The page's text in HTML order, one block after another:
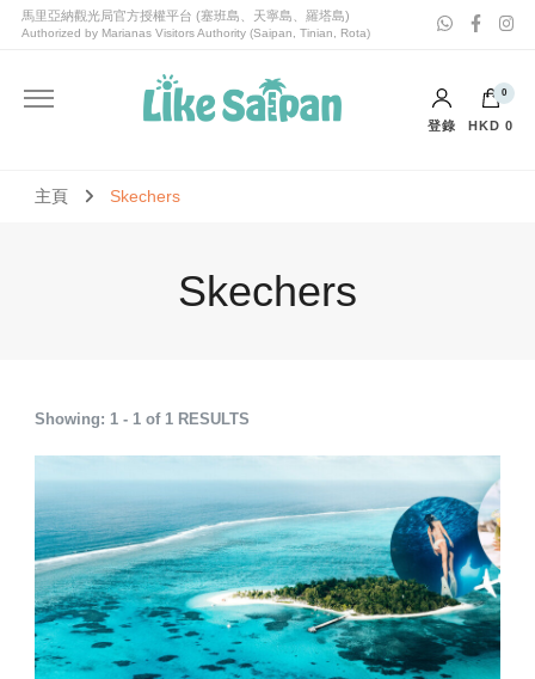
喜愛塞班Like Saipan
喜愛塞班Like Saipan｜塞班島旅遊｜塞班島自由行套票
登錄
0
HKD 0
主頁 Skechers
Skechers
Showing: 1 - 1 of 1 RESULTS